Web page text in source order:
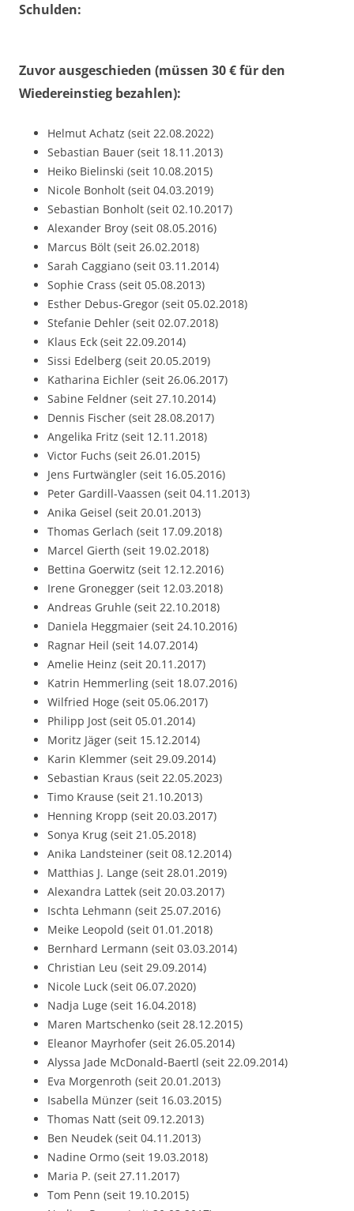
Schulden:
Zuvor ausgeschieden (müssen 30 € für den
Wiedereinstieg bezahlen):
Helmut Achatz (seit 22.08.2022)
Sebastian Bauer (seit 18.11.2013)
Heiko Bielinski (seit 10.08.2015)
Nicole Bonholt (seit 04.03.2019)
Sebastian Bonholt (seit 02.10.2017)
Alexander Broy (seit 08.05.2016)
Marcus Bölt (seit 26.02.2018)
Sarah Caggiano (seit 03.11.2014)
Sophie Crass (seit 05.08.2013)
Esther Debus-Gregor (seit 05.02.2018)
Stefanie Dehler (seit 02.07.2018)
Klaus Eck (seit 22.09.2014)
Sissi Edelberg (seit 20.05.2019)
Katharina Eichler (seit 26.06.2017)
Sabine Feldner (seit 27.10.2014)
Dennis Fischer (seit 28.08.2017)
Angelika Fritz (seit 12.11.2018)
Victor Fuchs (seit 26.01.2015)
Jens Furtwängler (seit 16.05.2016)
Peter Gardill-Vaassen (seit 04.11.2013)
Anika Geisel (seit 20.01.2013)
Thomas Gerlach (seit 17.09.2018)
Marcel Gierth (seit 19.02.2018)
Bettina Goerwitz (seit 12.12.2016)
Irene Gronegger (seit 12.03.2018)
Andreas Gruhle (seit 22.10.2018)
Daniela Heggmaier (seit 24.10.2016)
Ragnar Heil (seit 14.07.2014)
Amelie Heinz (seit 20.11.2017)
Katrin Hemmerling (seit 18.07.2016)
Wilfried Hoge (seit 05.06.2017)
Philipp Jost (seit 05.01.2014)
Moritz Jäger (seit 15.12.2014)
Karin Klemmer (seit 29.09.2014)
Sebastian Kraus (seit 22.05.2023)
Timo Krause (seit 21.10.2013)
Henning Kropp (seit 20.03.2017)
Sonya Krug (seit 21.05.2018)
Anika Landsteiner (seit 08.12.2014)
Matthias J. Lange (seit 28.01.2019)
Alexandra Lattek (seit 20.03.2017)
Ischta Lehmann (seit 25.07.2016)
Meike Leopold (seit 01.01.2018)
Bernhard Lermann (seit 03.03.2014)
Christian Leu (seit 29.09.2014)
Nicole Luck (seit 06.07.2020)
Nadja Luge (seit 16.04.2018)
Maren Martschenko (seit 28.12.2015)
Eleanor Mayrhofer (seit 26.05.2014)
Alyssa Jade McDonald-Baertl (seit 22.09.2014)
Eva Morgenroth (seit 20.01.2013)
Isabella Münzer (seit 16.03.2015)
Thomas Natt (seit 09.12.2013)
Ben Neudek (seit 04.11.2013)
Nadine Ormo (seit 19.03.2018)
Maria P. (seit 27.11.2017)
Tom Penn (seit 19.10.2015)